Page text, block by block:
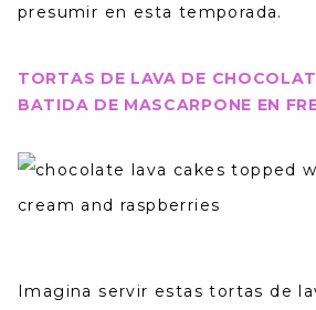
presumir en esta temporada.
TORTAS DE LAVA DE
BATIDA DE MASCARPONE EN
Imagina servir estas tortas de